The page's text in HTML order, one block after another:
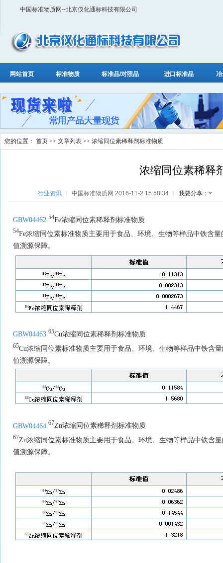
中国标准物质网--北京仪化通标科技有限公司
网站首页 标准物质 标准品/对照品 进口标准品
您的位置： 首页 >> 文章列表 >> 浓缩同位素稀释剂标准物质
浓缩同位素稀释
行业资讯 中国标准物质网 2016-11-2 15:58:34 我要分享：
GBW04462 54Fe浓缩同位素稀释剂标准物质
54Fe浓缩同位素标准物质主要用于食品、环境、生物等样品中铁含
值溯源保障。
GBW04463 65Cu浓缩同位素稀释剂标准物质
65Cu浓缩同位素标准物质主要用于食品、环境、生物等样品中铁含
值溯源保障。
GBW04464 67Zn浓缩同位素稀释剂标准物质
67Zn浓缩同位素标准物质主要用于食品、环境、生物等样品中铁含
值溯源保障。